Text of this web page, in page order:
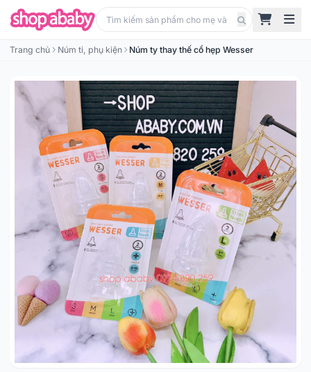
Trang chủ Núm ti, phụ kiện Núm ty thay thế cổ hẹp Wesser